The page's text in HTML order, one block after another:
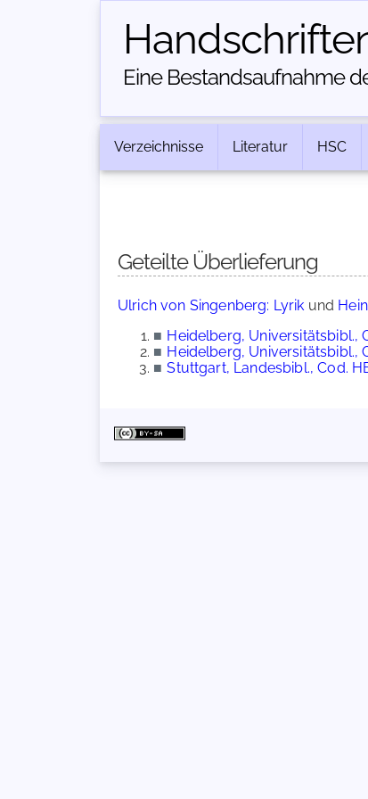
Eine Bestandsaufnahme
Verzeichnisse Literatur HSC
Geteilte Überlieferung
Ulrich von Singenberg: Lyrik und
■ Heidelberg, Universitätsbibl.,
■ Heidelberg, Universitätsbibl.,
■ Stuttgart, Landesbibl., Cod.